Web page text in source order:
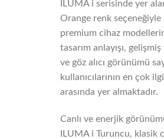
ILUMA i serisinde yer
Orange renk
premium cihaz
tasarım anlayışı,
ve göz alıcı görünümü
kullanıcılarının en çok
arasında yer almaktadır.
Canlı ve enerjik
ILUMA i Turuncu, klasik